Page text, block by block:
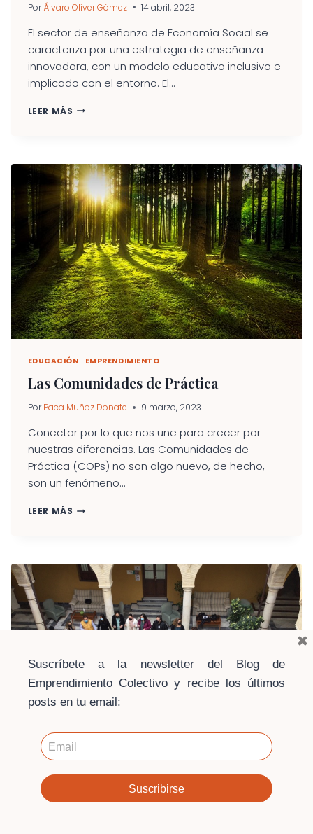
Por Álvaro Oliver Gómez 14 abril, 2023
El sector de enseñanza de Economía Social se
caracteriza por una estrategia de enseñanza
innovadora, con un modelo educativo inclusivo e
implicado con el entorno. El...
LEER MÁS ESCUELA,
SOCIAL:
APRENDIZAJE-
SERVICIO
EDUCACIÓN · EMPRENDIMIENTO
Las Comunidades de Práctica
Por Paca Muñoz Donate 9 marzo, 2023
Conectar por lo que nos une para crecer por
nuestras diferencias. Las Comunidades de
Práctica (COPs) no son algo nuevo, de hecho,
son un fenómeno...
LEER MÁS LAS
ECONOMÍA SOCIAL Y SOLIDARIA·EDUCACIÓN·
EMPRENDIMIENTO
Facilitación Cooperativa
Suscríbete a la newsletter del Blog de
Emprendimiento Colectivo y recibe los últimos
posts en tu email:
×